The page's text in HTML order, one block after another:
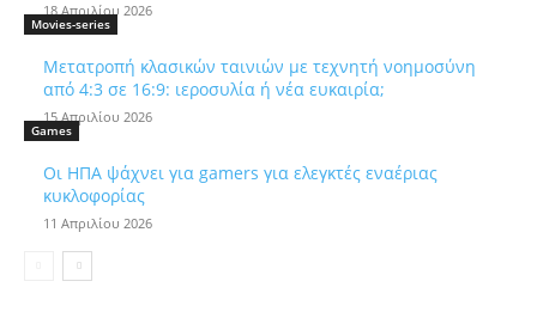
18 Απριλίου 2026
Movies-series
Μετατροπή κλασικών ταινιών με τεχνητή νοημοσύνη
από 4:3 σε 16:9: ιεροσυλία ή νέα ευκαιρία;
15 Απριλίου 2026
Games
Οι ΗΠΑ ψάχνει για gamers για ελεγκτές εναέριας
κυκλοφορίας
11 Απριλίου 2026